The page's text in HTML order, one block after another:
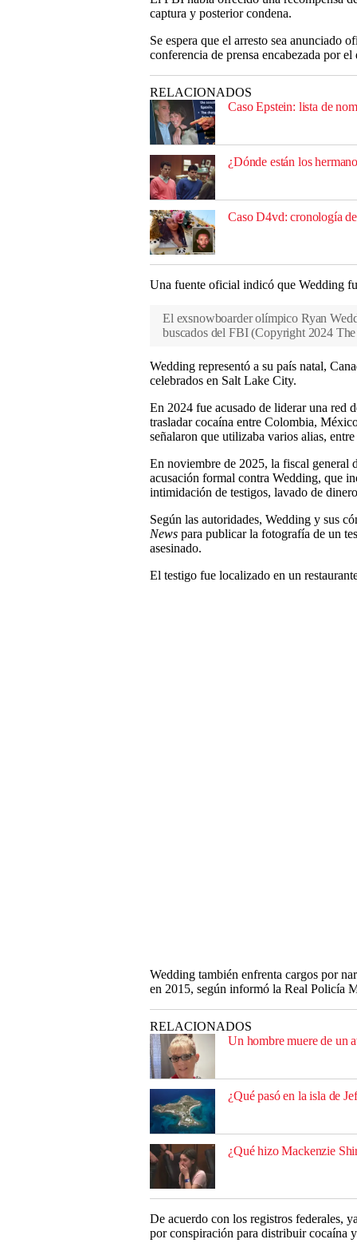
captura y posterior condena.
Se espera que el arresto sea anunciado
conferencia de prensa encabezada por
RELACIONADOS
Caso Epstein: lista de
¿Dónde están los
Caso D4vd: cronología
Una fuente oficial indicó que Wedding
El exsnowboarder olímpico Ryan
buscados del FBI (Copyright 2024 The
Wedding representó a su país natal,
celebrados en Salt Lake City.
En 2024 fue acusado de liderar una red
trasladar cocaína entre Colombia,
señalaron que utilizaba varios alias,
En noviembre de 2025, la fiscal general
acusación formal contra Wedding, que
intimidación de testigos, lavado de
Según las autoridades, Wedding y sus
News para publicar la fotografía de un
asesinado.
El testigo fue localizado en un
Wedding también enfrenta cargos por
en 2015, según informó la Real Policía
RELACIONADOS
Un hombre muere de un
¿Qué pasó en la isla de
¿Qué hizo Mackenzie
De acuerdo con los registros federales,
por conspiración para distribuir cocaína